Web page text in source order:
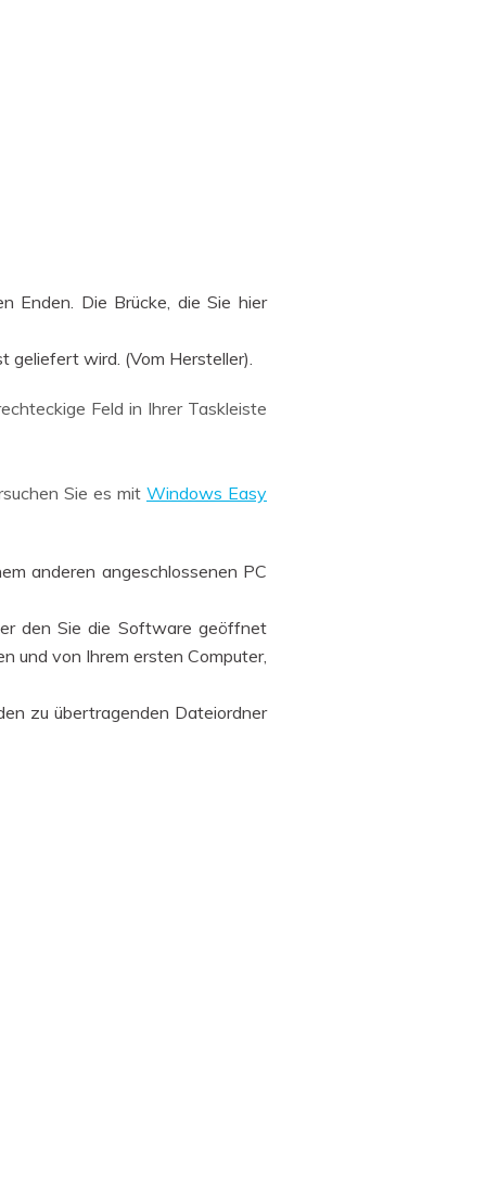
Enden. Die Brücke, die Sie hier
geliefert wird. (Vom Hersteller).
Feld in Ihrer Taskleiste
Sie es mit Windows Easy
anderen angeschlossenen PC
den Sie die Software geöffnet
und von Ihrem ersten Computer,
zu übertragenden Dateiordner